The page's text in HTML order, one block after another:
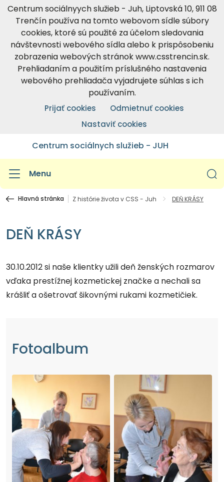
Centrum sociálnyych služieb - Juh, Liptovská 10, 911 08
Trenčín používa na tomto webovom sídle súbory
cookies, ktoré sú použité za účelom sledovania
návštevnosti webového sídla alebo k prispôsobeniu
zobrazenia webových stránok www.csstrencin.sk.
Prehliadaním a použitím príslušného nastavenia
webového prehliadača vyjadrujete súhlas s ich
používaním.
Prijať cookies
Odmietnuť cookies
Nastaviť cookies
Centrum sociálnych služieb - JUH
Menu
Hlavná stránka Z histórie života v CSS - Juh DEŇ KRÁSY
DEŇ KRÁSY
30.10.2012 si naše klientky užili deň ženských rozmarov
vďaka prestížnej kozmetickej značke a nechali sa
krášliť a ošetrovať šikovnými rukami kozmetičiek.
Fotoalbum